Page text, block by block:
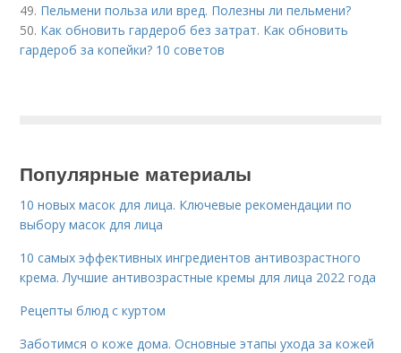
49. Пельмени польза или вред. Полезны ли пельмени?
50. Как обновить гардероб без затрат. Как обновить
гардероб за копейки? 10 советов
Популярные материалы
10 новых масок для лица. Ключевые рекомендации по
выбору масок для лица
10 самых эффективных ингредиентов антивозрастного
крема. Лучшие антивозрастные кремы для лица 2022 года
Рецепты блюд с куртом
Заботимся о коже дома. Основные этапы ухода за кожей